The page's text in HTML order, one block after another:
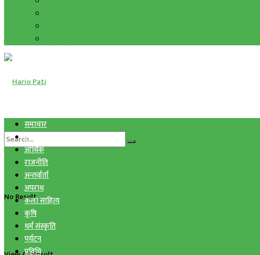
No Result
समाचार
स्वास्थ्य
आर्थिक
राजनीति
अन्तर्वार्ता
अपराध
कला साहित्य
कृषि
धर्म संस्कृति
पर्यटन
प्रविधि